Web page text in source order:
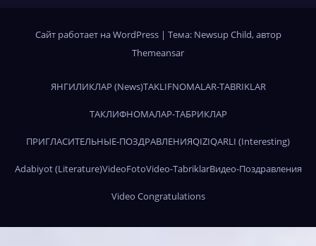
Сайт работает на WordPress | Тема: Newsup Child, автор
Themeansar
ЯНГИЛИКЛАР (News)TAKLIFNOMALAR-TABRIKLAR
ТАКЛИФНОМАЛАР-ТАБРИКЛАР
ПРИГЛАСИТЕЛЬНЫЕ-ПОЗДРАВЛЕНИЯQIZIQARLI (Interesting)
Adabiyot (Literature)VideoFotoVideo-TabriklarВидео-Поздравления
Video Congratulations